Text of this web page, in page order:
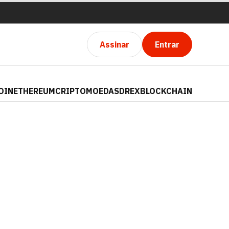
Assinar Entrar
ETHEREUMCRIPTOMOEDASDREXBLOCKCHAIN